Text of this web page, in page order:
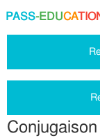
PASS-EDUCA